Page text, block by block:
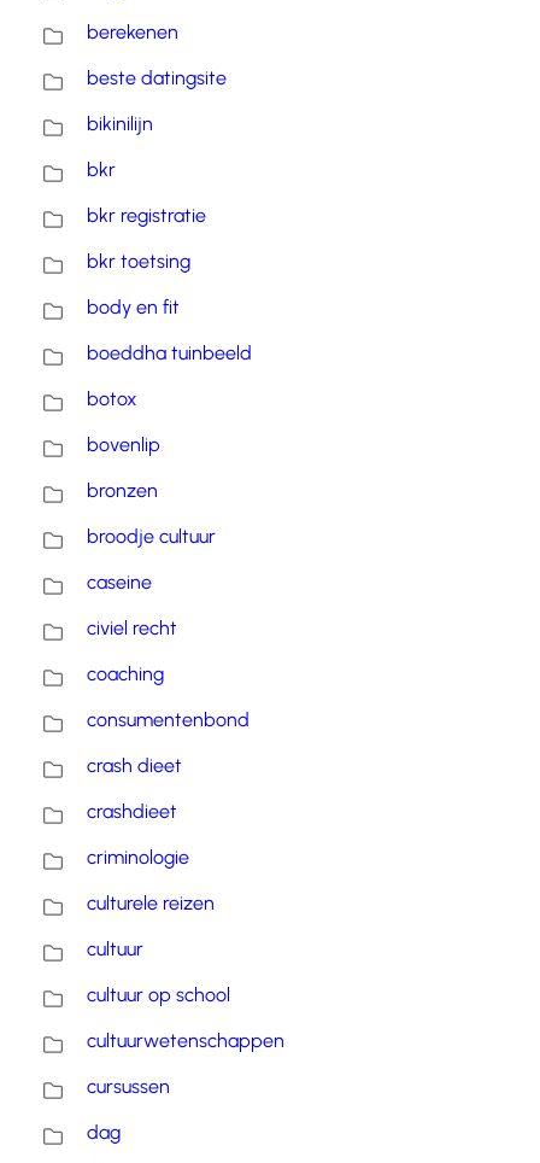
berekenen
beste datingsite
bikinilijn
bkr
bkr registratie
bkr toetsing
body en fit
boeddha tuinbeeld
botox
bovenlip
bronzen
broodje cultuur
caseine
civiel recht
coaching
consumentenbond
crash dieet
crashdieet
criminologie
culturele reizen
cultuur
cultuur op school
cultuurwetenschappen
cursussen
dag